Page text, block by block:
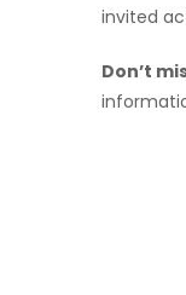
invited
Don’t